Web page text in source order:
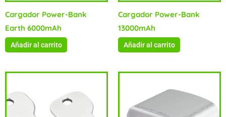
Cargador Power-Bank
Earth 6000mAh
Añadir al carrito
Cargador Power-Bank
13000mAh
Añadir al carrito